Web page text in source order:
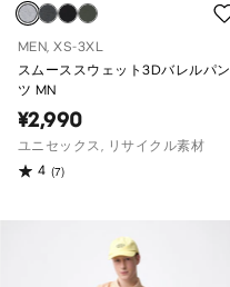
MEN, XS-3XL
スムーススウェット3Dバレルパン
ツ MN
¥2,990
ユニセックス, リサイクル素材
4 (7)